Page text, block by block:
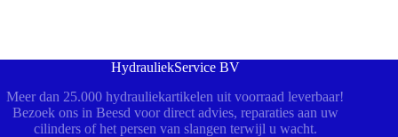
HydrauliekService BV
Meer dan 25.000 hydrauliekartikelen uit voorraad leverbaar!
Bezoek ons in Beesd voor direct advies, reparaties aan uw
cilinders of het persen van slangen terwijl u wacht.